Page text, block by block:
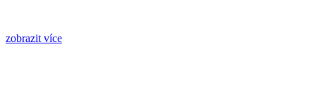
zobrazit více